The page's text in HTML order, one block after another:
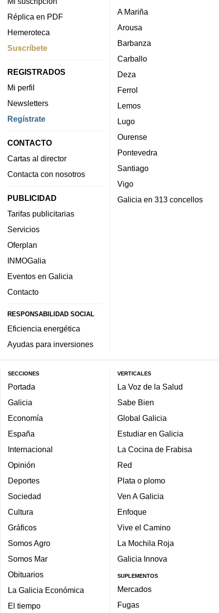
Réplica en PDF
Hemeroteca
Suscríbete
REGISTRADOS
Mi perfil
Newsletters
Regístrate
CONTACTO
Cartas al director
Contacta con nosotros
PUBLICIDAD
Tarifas publicitarias
Servicios
Oferplan
INMOGalia
Eventos en Galicia
Contacto
RESPONSABILIDAD SOCIAL
Eficiencia energética
Ayudas para inversiones
A Mariña
Arousa
Barbanza
Carballo
Deza
Ferrol
Lemos
Lugo
Ourense
Pontevedra
Santiago
Vigo
Galicia en 313 concellos
SECCIONES
Portada
Galicia
Economía
España
Internacional
Opinión
Deportes
Sociedad
Cultura
Gráficos
Somos Agro
Somos Mar
Obituarios
La Galicia Económica
El tiempo
VERTICALES
La Voz de la Salud
Sabe Bien
Global Galicia
Estudiar en Galicia
La Cocina de Frabisa
Red
Plata o plomo
Ven A Galicia
Enfoque
Vive el Camino
La Mochila Roja
Galicia Innova
SUPLEMENTOS
Mercados
Fugas